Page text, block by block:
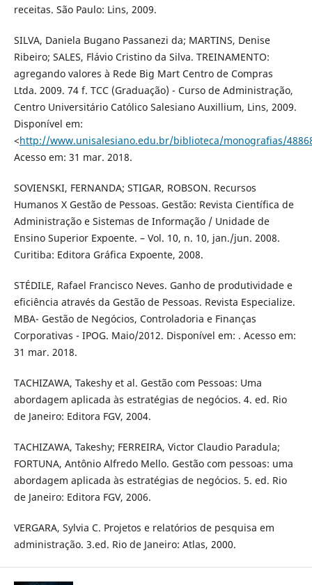
receitas. São Paulo: Lins, 2009.
SILVA, Daniela Bugano Passanezi da; MARTINS, Denise
Ribeiro; SALES, Flávio Cristino da Silva. TREINAMENTO:
agregando valores à Rede Big Mart Centro de Compras
Ltda. 2009. 74 f. TCC (Graduação) - Curso de Administração,
Centro Universitário Católico Salesiano Auxillium, Lins, 2009.
Disponível em:
<http://www.unisalesiano.edu.br/biblioteca/monografias/
Acesso em: 31 mar. 2018.
SOVIENSKI, FERNANDA; STIGAR, ROBSON. Recursos
Humanos X Gestão de Pessoas. Gestão: Revista Científica de
Administração e Sistemas de Informação / Unidade de
Ensino Superior Expoente. – Vol. 10, n. 10, jan./jun. 2008.
Curitiba: Editora Gráfica Expoente, 2008.
STÉDILE, Rafael Francisco Neves. Ganho de produtividade e
eficiência através da Gestão de Pessoas. Revista Especialize.
MBA- Gestão de Negócios, Controladoria e Finanças
Corporativas - IPOG. Maio/2012. Disponível em: . Acesso em:
31 mar. 2018.
TACHIZAWA, Takeshy et al. Gestão com Pessoas: Uma
abordagem aplicada às estratégias de negócios. 4. ed. Rio
de Janeiro: Editora FGV, 2004.
TACHIZAWA, Takeshy; FERREIRA, Victor Claudio Paradula;
FORTUNA, Antônio Alfredo Mello. Gestão com pessoas: uma
abordagem aplicada às estratégias de negócios. 5. ed. Rio
de Janeiro: Editora FGV, 2006.
VERGARA, Sylvia C. Projetos e relatórios de pesquisa em
administração. 3.ed. Rio de Janeiro: Atlas, 2000.